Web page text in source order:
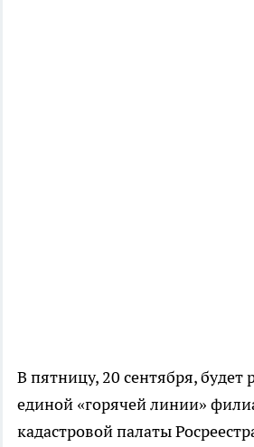
В пятницу, 20 сентября, будет
единой «горячей линии»
кадастровой палаты